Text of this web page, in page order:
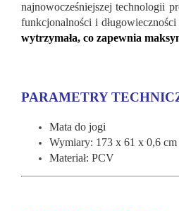
najnowocześniejszej technologii
funkcjonalności i
wytrzymała, co zapewnia
PARAMETRY
Mata do jogi
Wymiary: 173 x 61 x 0,6 cm
Materiał: PCV